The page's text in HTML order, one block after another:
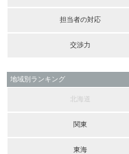
担当者の対応
交渉力
地域別ランキング
北海道
関東
東海